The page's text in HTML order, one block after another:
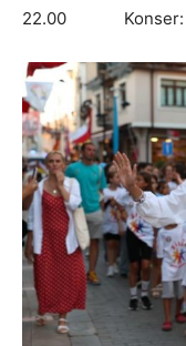
22.00 Konser: